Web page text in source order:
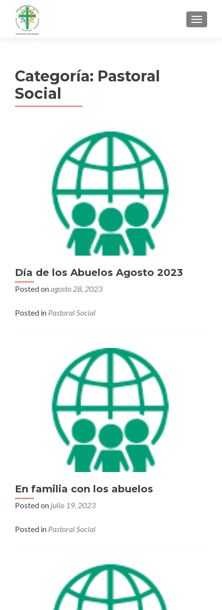
MENU
Categoría: Pastoral
Social
Día de los Abuelos Agosto 2023
Posted onagosto 28, 2023
Posted in Pastoral Social
En familia con los abuelos
Posted on julio 19, 2023
Posted in Pastoral Social